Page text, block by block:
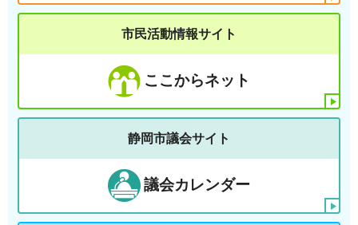
市民活動情報サイト
ここからネット
静岡市議会サイト
議会カレンダー